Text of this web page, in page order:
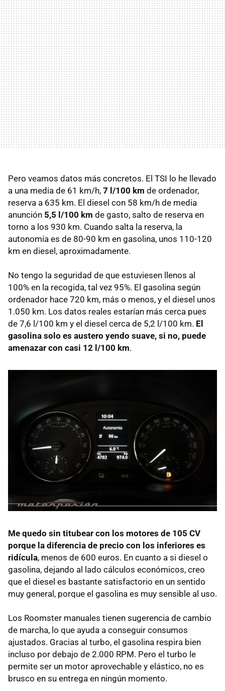
Pero veamos datos más concretos. El TSI lo he llevado
a una media de 61 km/h, 7 l/100 km de ordenador,
reserva a 635 km. El diesel con 58 km/h de media
anunción 5,5 l/100 km de gasto, salto de reserva en
torno a los 930 km. Cuando salta la reserva, la
autonomía es de 80-90 km en gasolina, unos 110-120
km en diesel, aproximadamente.
No tengo la seguridad de que estuviesen llenos al
100% en la recogida, tal vez 95%. El gasolina según
ordenador hace 720 km, más o menos, y el diesel unos
1.050 km. Los datos reales estarían más cerca pues
de 7,6 l/100 km y el diesel cerca de 5,2 l/100 km. El
gasolina solo es austero yendo suave, si no, puede
amenazar con casi 12 l/100 km.
Me quedo sin titubear con los motores de 105 CV
porque la diferencia de precio con los inferiores es
ridícula, menos de 600 euros. En cuanto a si diesel o
gasolina, dejando al lado cálculos económicos, creo
que el diesel es bastante satisfactorio en un sentido
muy general, porque el gasolina es muy sensible al uso.
Los Roomster manuales tienen sugerencia de cambio
de marcha, lo que ayuda a conseguir consumos
ajustados. Gracias al turbo, el gasolina respira bien
incluso por debajo de 2.000 RPM. Pero el turbo le
permite ser un motor aprovechable y elástico, no es
brusco en su entrega en ningún momento.